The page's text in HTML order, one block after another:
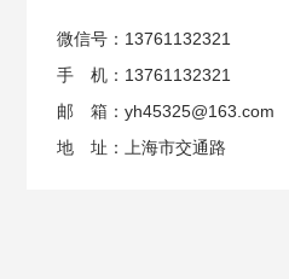
微信号：13761132321
手 机：13761132321
邮 箱：yh45325@163.com
地 址：上海市交通路